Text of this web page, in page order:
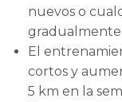
nuevos o
gradualmente
El
cortos y
5 km en la